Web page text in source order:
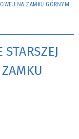
NA ZAMKU GÓRNYM
STARSZEJ